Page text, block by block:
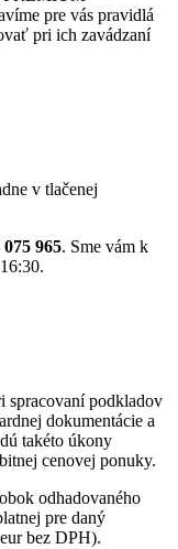
pre vás pravidlá
pri ich zavádzaní
v tlačenej
075 965. Sme vám k
spracovaní podkladov
dokumentácie a
takéto úkony
cenovej ponuky.
odhadovaného
pre daný
bez DPH).